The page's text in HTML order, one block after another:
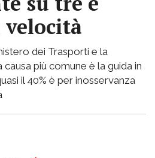
velocità
dei Trasporti e la
causa più comune è la guida in
il 40% è per inosservanza